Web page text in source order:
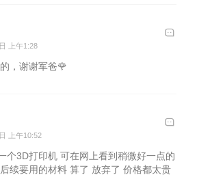
上午1:28
，谢谢军爸🌹
上午10:52
个3D打印机 可在网上看到稍微好一点的
续要用的材料 算了 放弃了 价格都太贵